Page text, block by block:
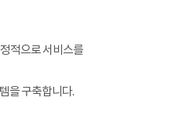
적으로 서비스를
을 구축합니다.